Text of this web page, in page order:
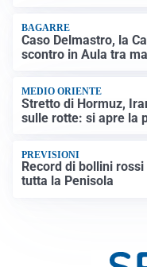
BAGARRE
Caso Delmastro, la
scontro in Aula tra
MEDIO ORIENTE
Stretto di Hormuz,
sulle rotte: si apre la
PREVISIONI
Record di bollini
tutta la Penisola